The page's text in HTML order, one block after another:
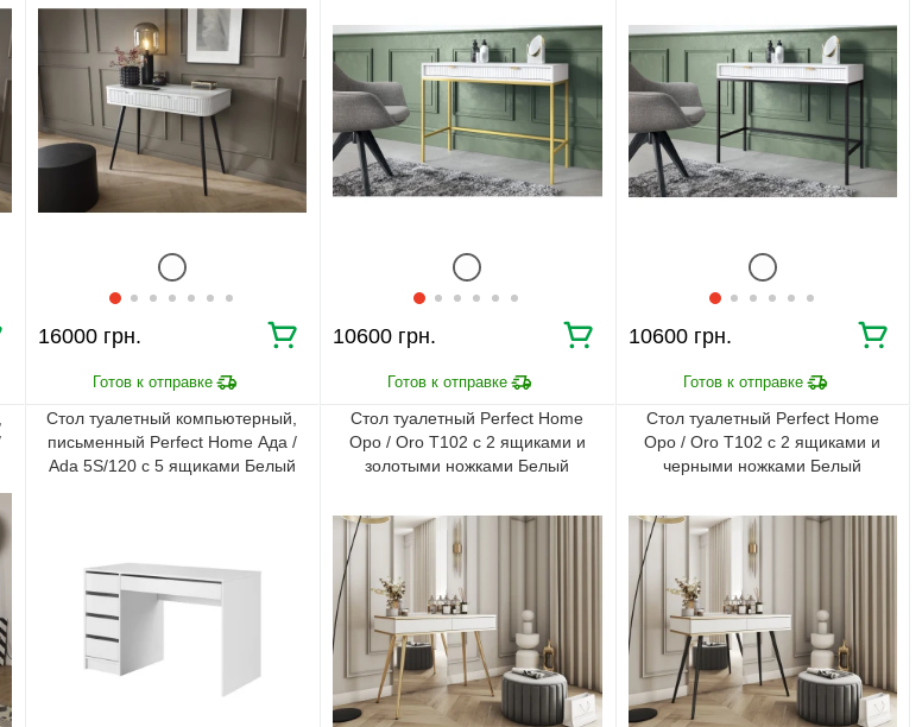
16000 10600 10600
Стол туалетный компьютерный,
письменный Perfect Home Ада /
Ada 5S/120 с 5 ящиками Белый
Стол туалетный Perfect Home
Оро / Oro T102 с 2 ящиками и
золотыми ножками Белый
Стол туалетный Perfect Home
Оро / Oro T102 с 2 ящиками и
черными ножками Белый